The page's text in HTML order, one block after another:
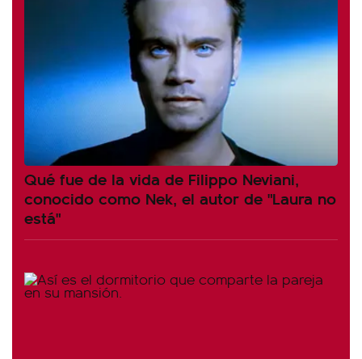
Qué fue de la vida de Filippo Neviani,
conocido como Nek, el autor de "Laura no
está"